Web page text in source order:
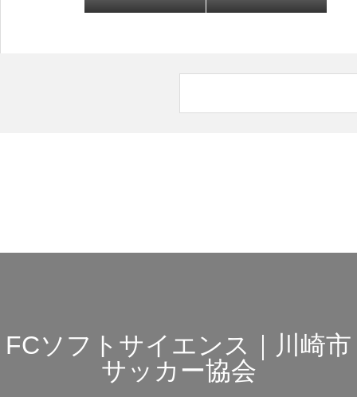
FCソフトサイエンス｜川崎市
サッカー協会